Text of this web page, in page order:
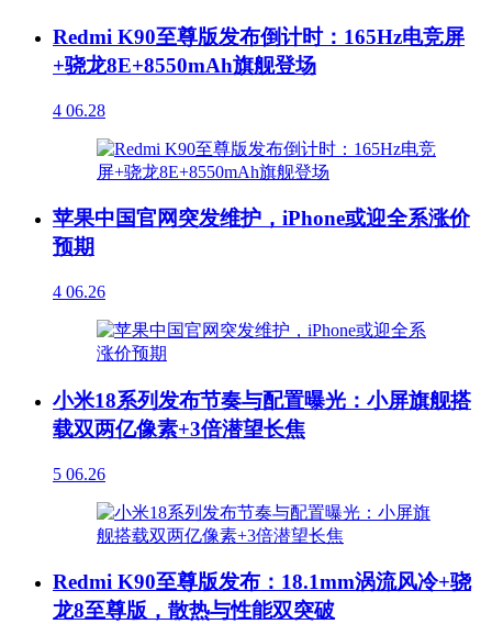
Redmi K90至尊版发布倒计时：165Hz电竞屏
+骁龙8E+8550mAh旗舰登场
4 06.28
苹果中国官网突发维护，iPhone或迎全系涨价
预期
4 06.26
小米18系列发布节奏与配置曝光：小屏旗舰搭
载双两亿像素+3倍潜望长焦
5 06.26
Redmi K90至尊版发布：18.1mm涡流风冷+骁
龙8至尊版，散热与性能双突破